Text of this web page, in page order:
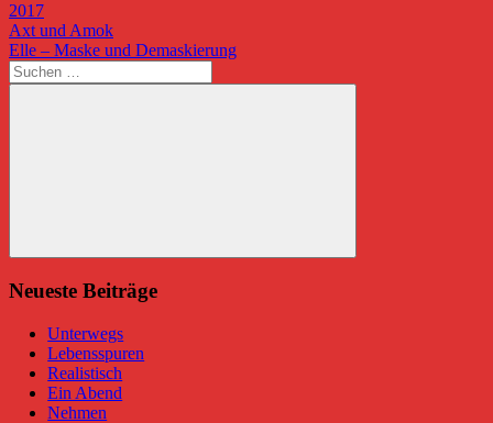
2017
Beitragsnavigation
Vorheriger
Beitrag:
Axt und Amok
Nächster
Beitrag:
Elle – Maske und Demaskierung
Suchen
nach:
Suchen
Neueste Beiträge
Unterwegs
Lebensspuren
Realistisch
Ein Abend
Nehmen